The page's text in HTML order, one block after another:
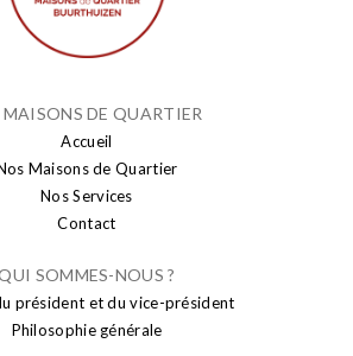
MAISONS DE QUARTIER
Accueil
Maisons de Quartier
Nos Services
Contact
SOMMES-NOUS ?
président et du vice-président
Philosophie générale